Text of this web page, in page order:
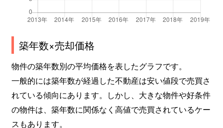
築年数×売却価格
物件の築年数別の平均価格を表したグラフです。
一般的には築年数が経過した不動産は安い値段で売買さ
れている傾向にあります。しかし、大きな物件や好条件
の物件は、築年数に関係なく高値で売買されているケー
スもあります。